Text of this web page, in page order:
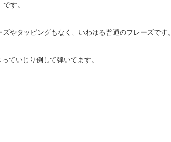
す。
やタッピングもなく、いわゆる普通のフレーズです。
ていじり倒して弾いてます。